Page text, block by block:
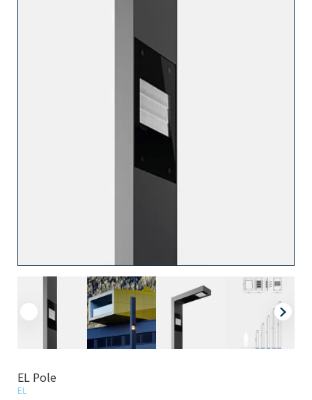
EL Pole
EL